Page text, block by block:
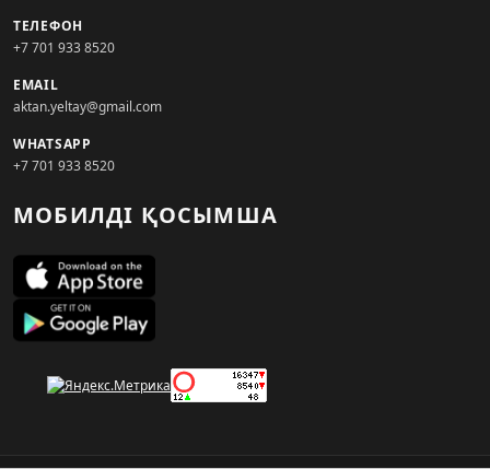
ТЕЛЕФОН
+7 701 933 8520
EMAIL
aktan.yeltay@gmail.com
WHATSAPP
+7 701 933 8520
МОБИЛДІ ҚОСЫМША